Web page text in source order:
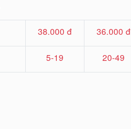
38.000 đ 36.000 đ
5-19 20-49